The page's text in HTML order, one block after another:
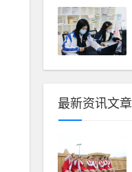
最新资讯文章